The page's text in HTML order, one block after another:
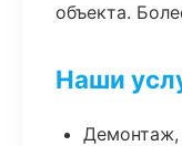
объекта.
Наши
Демонтаж,